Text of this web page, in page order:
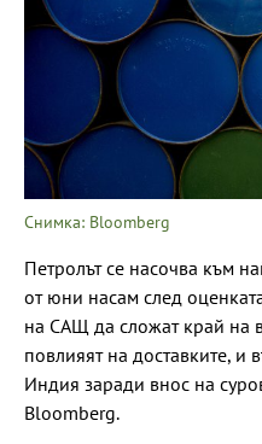
Снимка: Bloomberg
Петролът се насочва към
от юни насам след
на САЩ да сложат край на
повлияят на доставките, и
Индия заради внос на
Bloomberg.